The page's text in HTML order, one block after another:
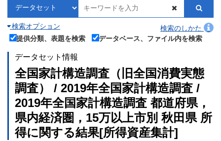
検索オプション
検索のしかた
提供分類、表題を検索
データベース、ファイル内を検索
データセット情報
全国家計構造調査（旧全国消費実態
調査） / 2019年全国家計構造調査 /
2019年全国家計構造調査 都道府県，
県内経済圏，15万以上市別 秋田県 所
得に関する結果[所得資産集計]